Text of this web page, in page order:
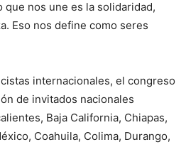
que nos une es la solidaridad,
Eso nos define como seres
internacionales, el congreso
de invitados nacionales
Baja California, Chiapas,
Coahuila, Colima, Durango,